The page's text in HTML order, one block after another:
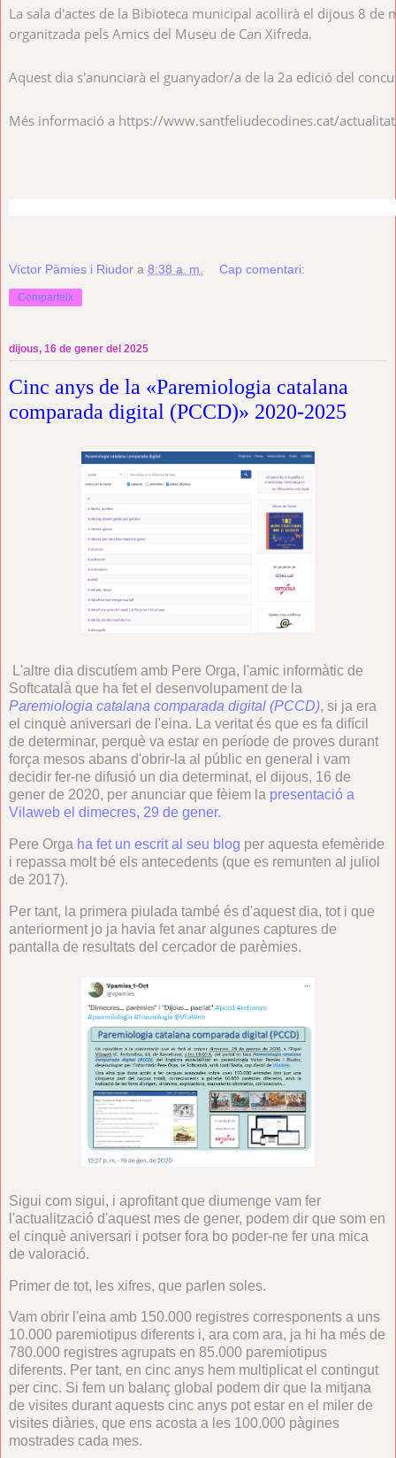
La sala d'actes de la Bibioteca municipal acollirà el dijous 8
organitzada pels Amics del Museu de Can Xifreda.
Aquest dia s'anunciarà el guanyador/a de la 2a edició del
Més informació a https://www.santfeliudecodines.cat/
Víctor Pàmies i Riudor a 8:38 a. m. Cap comentari:
Comparteix
dijous, 16 de gener del 2025
Cinc anys de la «Paremiologia catalana
comparada digital (PCCD)» 2020-2025
L'altre dia discutíem amb Pere Orga, l'amic informàtic de
Softcatalà que ha fet el desenvolupament de la
Paremiologia catalana comparada digital (PCCD), si ja era
el cinquè aniversari de l'eina. La veritat és que es fa difícil
de determinar, perquè va estar en període de proves durant
força mesos abans d'obrir-la al públic en general i vam
decidir fer-ne difusió un dia determinat, el dijous, 16 de
gener de 2020, per anunciar que fèiem la presentació a
Vilaweb el dimecres, 29 de gener.
Pere Orga ha fet un escrit al seu blog per aquesta efemèride
i repassa molt bé els antecedents (que es remunten al juliol
de 2017).
Per tant, la primera piulada també és d'aquest dia, tot i que
anteriorment jo ja havia fet anar algunes captures de
pantalla de resultats del cercador de parèmies.
Sigui com sigui, i aprofitant que diumenge vam fer
l'actualització d'aquest mes de gener, podem dir que som en
el cinquè aniversari i potser fora bo poder-ne fer una mica
de valoració.
Primer de tot, les xifres, que parlen soles.
Vam obrir l'eina amb 150.000 registres corresponents a uns
10.000 paremiotipus diferents i, ara com ara, ja hi ha més de
780.000 registres agrupats en 85.000 paremiotipus
diferents. Per tant, en cinc anys hem multiplicat el contingut
per cinc. Si fem un balanç global podem dir que la mitjana
de visites durant aquests cinc anys pot estar en el miler de
visites diàries, que ens acosta a les 100.000 pàgines
mostrades cada mes.